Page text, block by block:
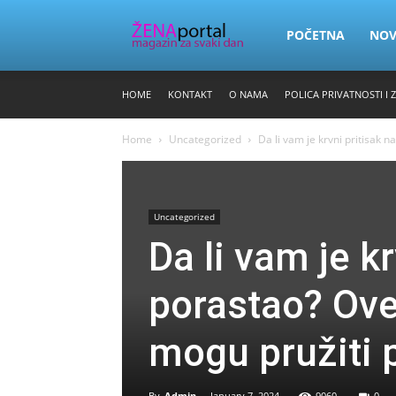
Zena
POČETNA
HOME KONTAKT O NAMA POLICA PRIVATNOSTI I
Home Uncategorized Da li vam je krvni pritisak
Uncategorized
Da li vam je
porastao?
mogu pružiti